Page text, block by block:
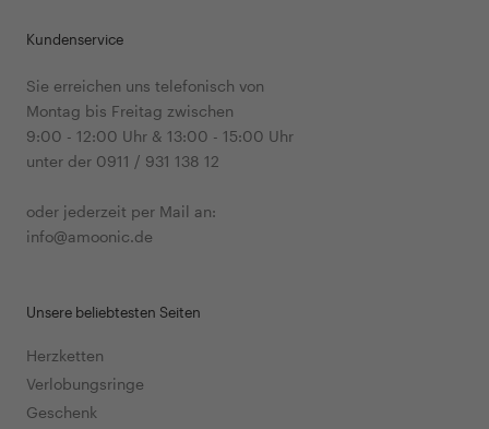
Kundenservice
Sie erreichen uns telefonisch von
Montag bis Freitag zwischen
9:00 - 12:00 Uhr & 13:00 - 15:00 Uhr
unter der 0911 / 931 138 12
oder jederzeit per Mail an:
info@amoonic.de
Unsere beliebtesten Seiten
Herzketten
Verlobungsringe
Geschenk